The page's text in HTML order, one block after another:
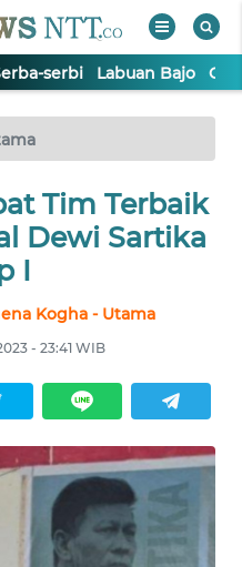
serbi Labuan Bajo
Tim Terbaik
Dewi Sartika
I
Kogha - Utama
- 23:41 WIB